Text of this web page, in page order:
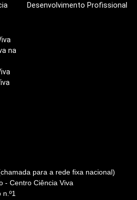
Desenvolvimento Profissional
na
para a rede fixa nacional)
- Centro Ciência Viva
n.º1